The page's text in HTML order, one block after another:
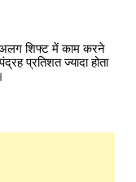
अलग शिफ्ट में काम करने
प्रतिशत ज्यादा होता